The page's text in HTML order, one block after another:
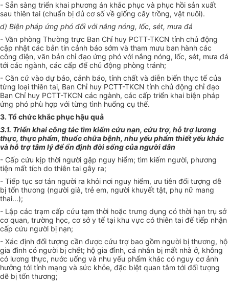
- Sẵn sàng triển khai phương án khắc phục và phục hồi sản xuất
sau thiên tai (chuẩn bị đủ cơ số về giống cây trồng, vật nuôi).
d) Biện pháp ứng phó đối với nắng nóng, lốc, sét, mưa đá
- Văn phòng Thường trực Ban Chỉ huy PCTT-TKCN tỉnh chủ động
cập nhật các bản tin cảnh báo sớm và tham mưu ban hành các
công điện, văn bản chỉ đạo ứng phó với nắng nóng, lốc, sét, mưa đá
tới các ngành, các cấp để chủ động phòng tránh;
- Căn cứ vào dự báo, cảnh báo, tính chất và diễn biến thực tế của
từng loại thiên tai, Ban Chỉ huy PCTT-TKCN tỉnh chủ động chỉ đạo
Ban Chỉ huy PCTT-TKCN các ngành, các cấp triển khai biện pháp
ứng phó phù hợp với từng tình huống cụ thể.
3. Tổ chức khắc phục hậu quả
3.1. Triển khai công tác tìm kiếm cứu nạn, cứu trợ, hỗ trợ lương
thực, thực phẩm, thuốc chữa bệnh, nhu yếu phẩm thiết yếu khác
và hỗ trợ tâm lý để ổn định đời sống của người dân
- Cấp cứu kịp thời người gặp nguy hiểm; tìm kiếm người, phương
tiện mất tích do thiên tai gây ra;
- Tiếp tục sơ tán người ra khỏi nơi nguy hiểm, ưu tiên đối tượng dễ
bị tổn thương (người già, trẻ em, người khuyết tật, phụ nữ mang
thai...);
- Lập các trạm cấp cứu tạm thời hoặc trưng dụng có thời hạn trụ sở
cơ quan, trường học, cơ sở y tế tại khu vực có thiên tai để tiếp nhận
cấp cứu người bị nạn;
- Xác định đối tượng cần được cứu trợ bao gồm người bị thương, hộ
gia đình có người bị chết; hộ gia đình, cá nhân bị mất nhà ở, không
có lương thực, nước uống và nhu yếu phẩm khác có nguy cơ ảnh
hưởng tới tính mạng và sức khỏe, đặc biệt quan tâm tới đối tượng
dễ bị tổn thương;